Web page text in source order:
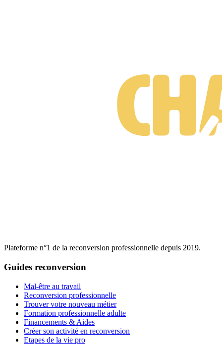
Plateforme n°1 de la reconversion professionnelle depuis 2019.
Guides reconversion
Mal-être au travail
Reconversion professionnelle
Trouver votre nouveau métier
Formation professionnelle adulte
Financements & Aides
Créer son activité en reconversion
Etapes de la vie pro